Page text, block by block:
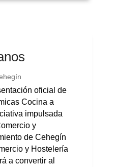
oficial de
Cocina a
impulsada
y
de Cehegín
y Hostelería
a convertir al